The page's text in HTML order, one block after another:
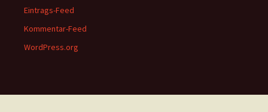
Eintrags-Feed
Kommentar-Feed
WordPress.org